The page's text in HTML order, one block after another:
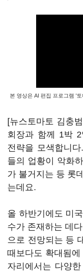
본 영상은 AI 편집 프로그램 '
[뉴스토마토 김충
회장과 함께 1박
전략을 모색합니
들의 업황이 악화
가 불거지는 등 롯
는데요.
올 하반기에도 미
수가 존재하는 데
으로 전망되는 등
때보다도 확대됨
자리에서는 다양